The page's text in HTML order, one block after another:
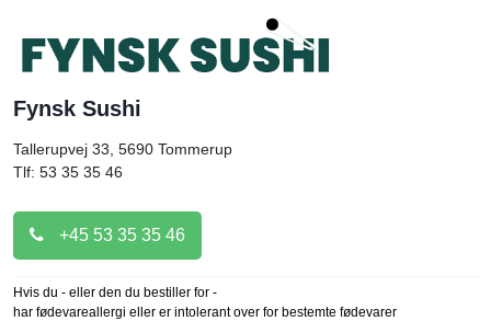
Fynsk Sushi
Tallerupvej 33, 5690 Tommerup
Tlf: 53 35 35 46
+45 53 35 35 46
Hvis du - eller den du bestiller for -
har fødevareallergi eller er intolerant over for bestemte fødevarer